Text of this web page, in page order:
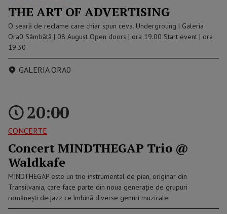
THE ART OF ADVERTISING
O seară de reclame care chiar spun ceva. Undergroung | Galeria
Ora0 Sâmbătă | 08 August Open doors | ora 19.00 Start event | ora
19.30
GALERIA ORA0
20:00
CONCERTE
Concert MINDTHEGAP Trio @
Waldkafe
MINDTHEGAP este un trio instrumental de pian, originar din
Transilvania, care face parte din noua generație de grupuri
românești de jazz ce îmbină diverse genuri muzicale.